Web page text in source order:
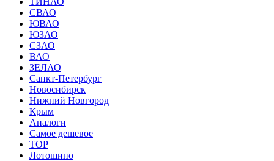
СВАО
ЮВАО
ЮЗАО
СЗАО
ВАО
ЗЕЛАО
Санкт-Петербург
Новосибирск
Нижний Новгород
Крым
Аналоги
Самое дешевое
TOP
Лотошино